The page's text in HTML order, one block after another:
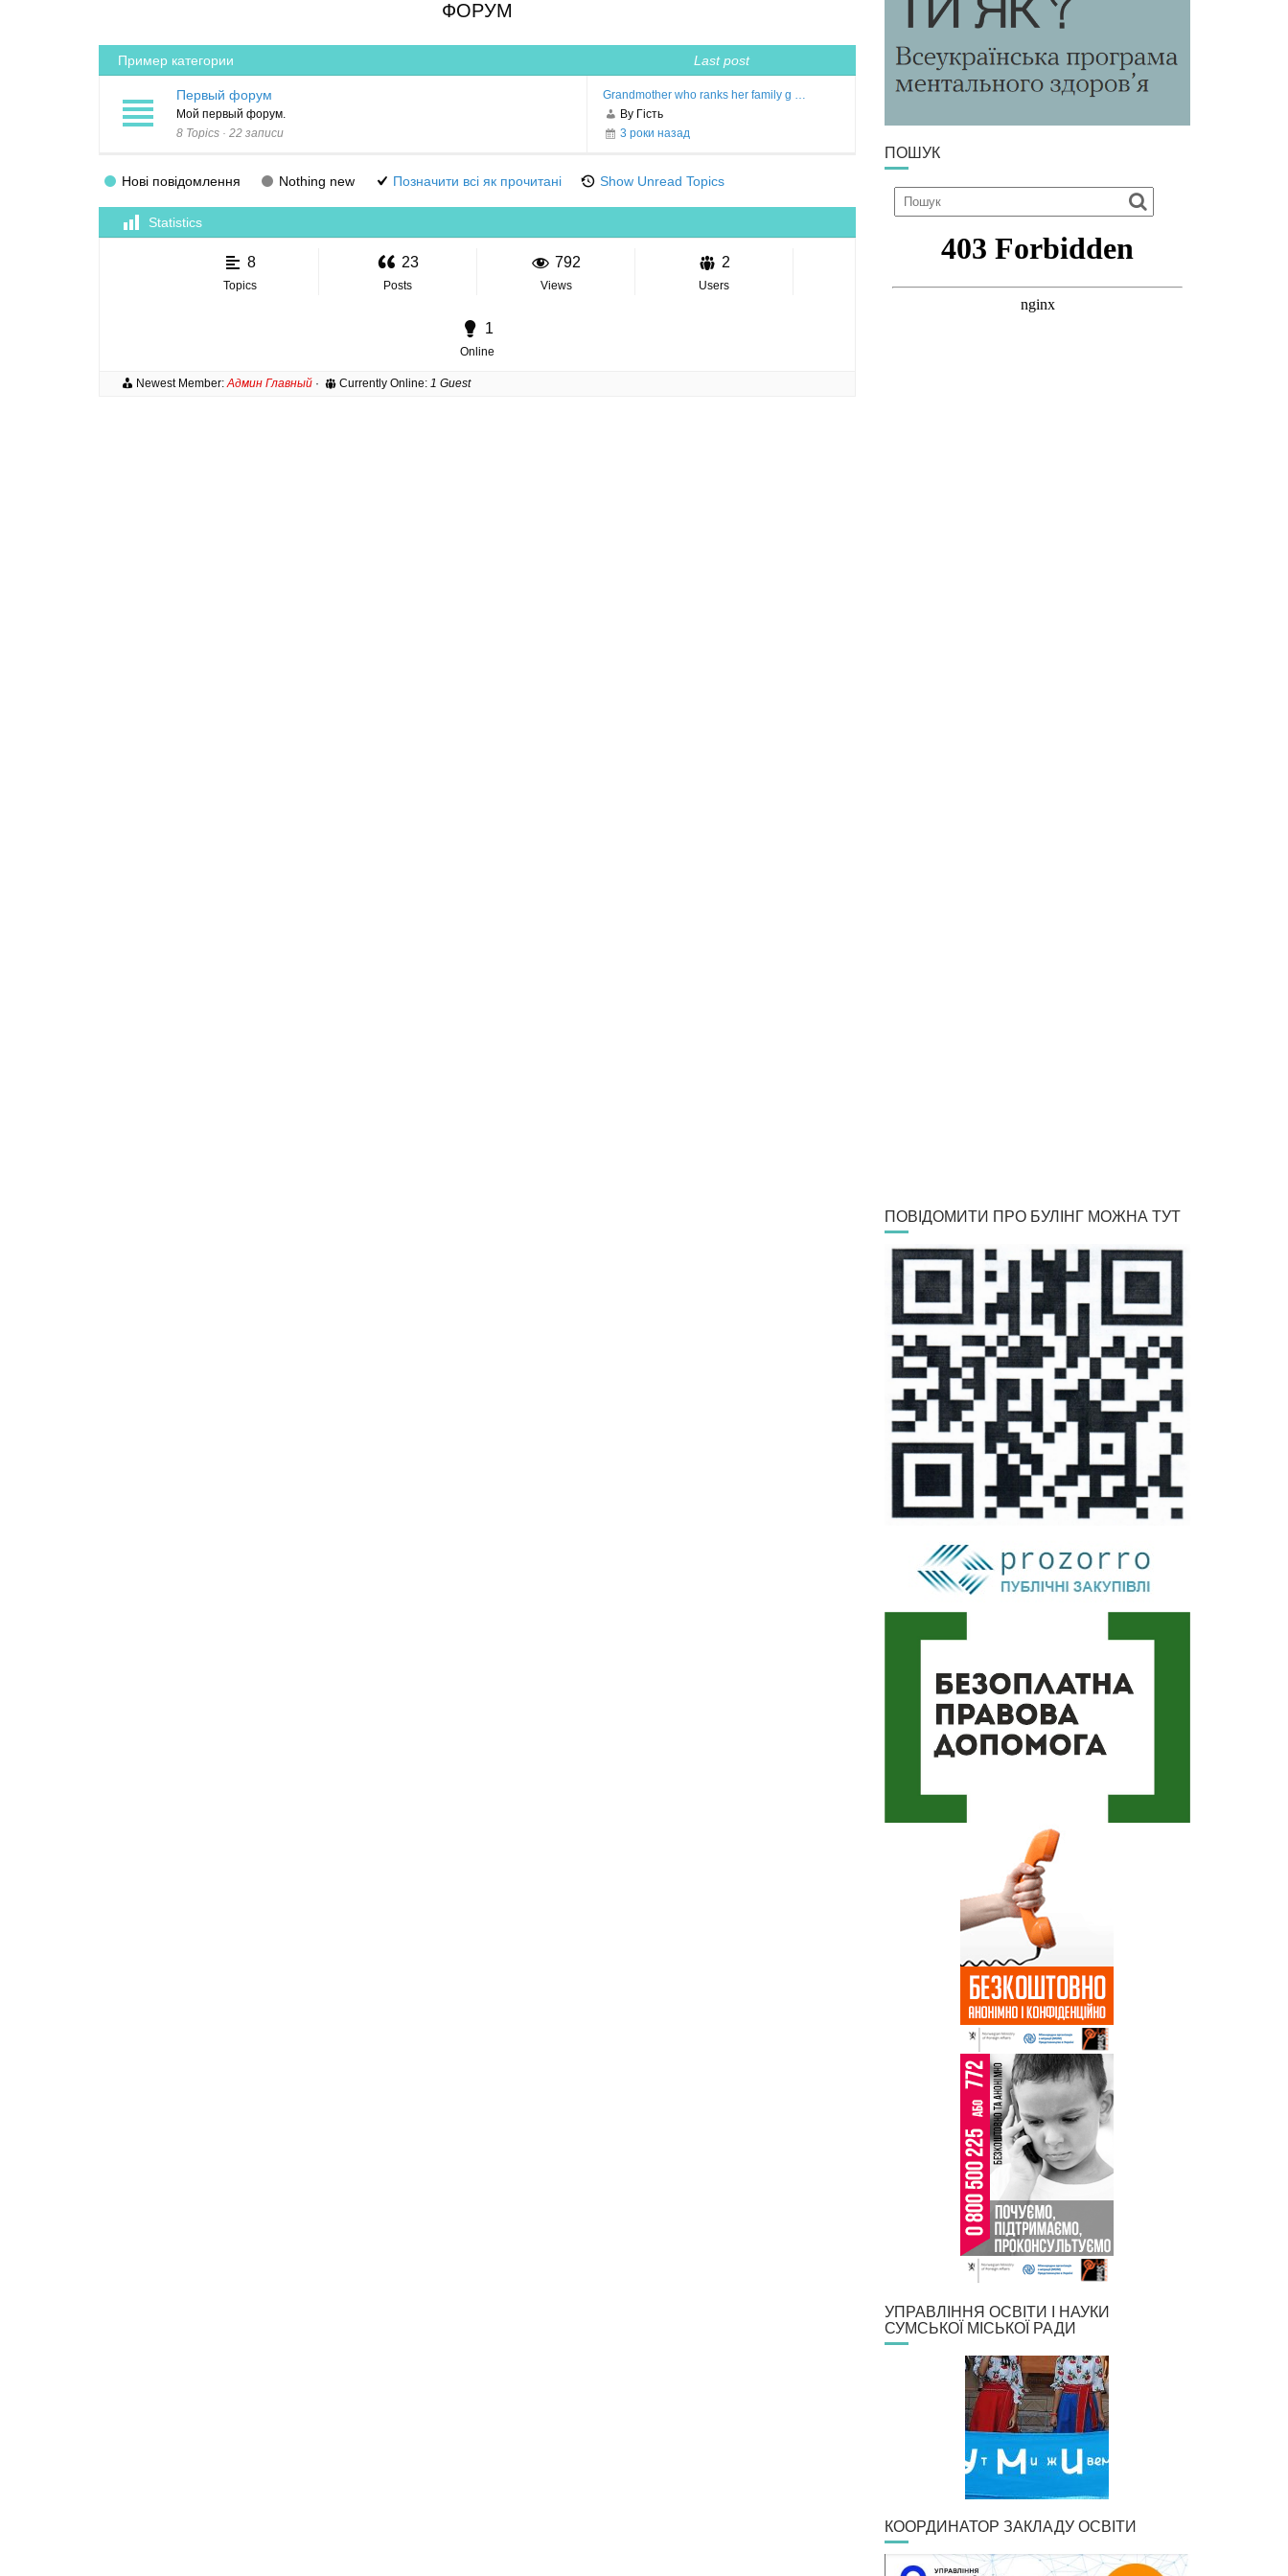
ФОРУМ
Пример категории Last post
Первый форум
Мой первый форум.
8 Topics · 22 записи
Grandmother who ranks her family g …
By Гість
3 роки назад
Нові повідомлення Nothing new Позначити всі як прочитані Show Unread Topics
Statistics
8
Topics
23
Posts
792
Views
2
Users
1
Online
Newest Member:Админ Главный · Currently Online: 1 Guest
ПОШУК
ПОВІДОМИТИ ПРО БУЛІНГ МОЖНА ТУТ
УПРАВЛІННЯ ОСВІТИ І НАУКИ
СУМСЬКОЇ МІСЬКОЇ РАДИ
КООРДИНАТОР ЗАКЛАДУ ОСВІТИ